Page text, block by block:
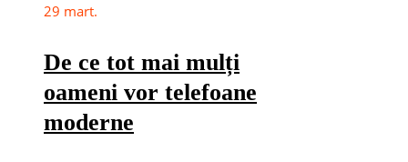
29 mart.
De ce tot mai mulți
oameni vor telefoane
moderne